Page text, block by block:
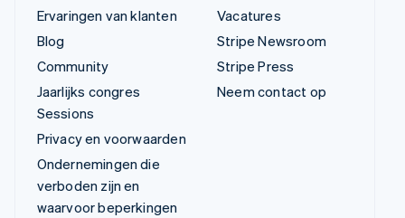
Ervaringen van klanten
Blog
Community
Jaarlijks congres
Sessions
Privacy en voorwaarden
Ondernemingen die
verboden zijn en
waarvoor beperkingen
Vacatures
Stripe Newsroom
Stripe Press
Neem contact op